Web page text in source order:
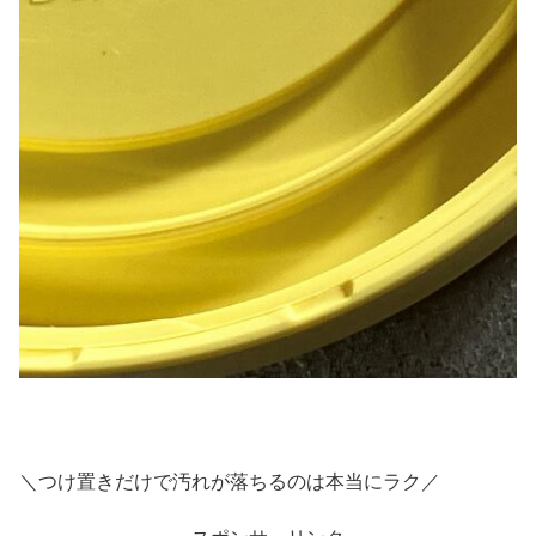
＼つけ置きだけで汚れが落ちるのは本当にラク／